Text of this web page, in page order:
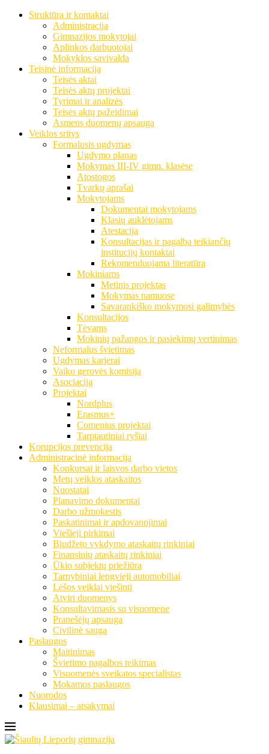
Struktūra ir kontaktai
Administracija
Gimnazijos mokytojai
Aplinkos darbuotojai
Mokyklos savivalda
Teisinė informacija
Teisės aktai
Teisės aktų projektai
Tyrimai ir analizės
Teisės aktų pažeidimai
Asmens duomenų apsauga
Veiklos sritys
Formalusis ugdymas
Ugdymo planas
Mokymas III-IV gimn. klasėse
Atostogos
Tvarkų aprašai
Mokytojams
Dokumentai mokytojams
Klasių auklėtojams
Atestacija
Konsultacijas ir pagalbą teikiančių
institucijų kontaktai
Rekomenduojama literatūra
Mokiniams
Metinis projektas
Mokymas namuose
Savarankiško mokymosi galimybės
Konsultacijos
Tėvams
Mokinių pažangos ir pasiekimų vertinimas
Neformalus švietimas
Ugdymas karjerai
Vaiko gerovės komisija
Asociacija
Projektai
Nordplus
Erasmus+
Comenius projektai
Tarptautiniai ryšiai
Korupcijos prevencija
Administracinė informacija
Konkursai ir laisvos darbo vietos
Metų veiklos ataskaitos
Nuostatai
Planavimo dokumentai
Darbo užmokestis
Paskatinimai ir apdovanojimai
Viešieji pirkimai
Biudžeto vykdymo ataskaitų rinkiniai
Finansinių ataskaitų rinkiniai
Ūkio subjektų priežiūra
Tarnybiniai lengvieji automobiliai
Lėšos veiklai viešinti
Atviri duomenys
Konsultavimasis su visuomene
Pranešėjų apsauga
Civilinė sauga
Paslaugos
Maitinimas
Švietimo pagalbos teikimas
Visuomenės sveikatos specialistas
Mokamos paslaugos
Nuorodos
Klausimai – atsakymai